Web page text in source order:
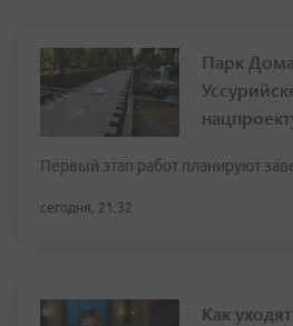
Парк
Первый этап работ планируют
сегодня, 21:32
Как